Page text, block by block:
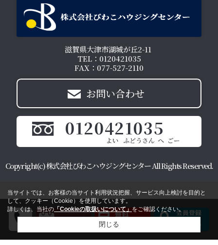
滋賀県大津市湖城が丘2-11
TEL：0120421035
FAX：077-527-2110
お問い合わせ
0120421035
Copyright(c) 株式会社びわこハウジングセンター All Rights Reserved.
当サイトでは、お客様の当サイト利用状況把握、サービス向上検討を目的と
して、クッキー（Cookie）を使用しています。
詳しくは、当社の 「Cookieの取扱いについて」 をご確認ください。
閉じる